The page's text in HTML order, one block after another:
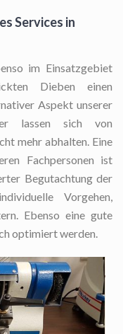
Services in
im Einsatzgebiet
Dieben einen
Aspekt unserer
lassen sich von
mehr abhalten. Eine
Fachpersonen ist
Begutachtung der
Vorgehen,
Ebenso eine gute
optimiert werden.